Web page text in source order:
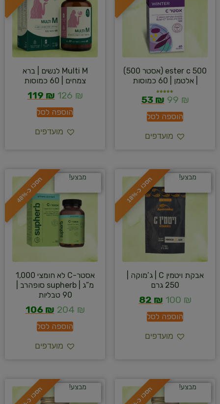
ester c 500 (אסטר 500)
| אלטמן | 60 כמוסות
5.00
מתוך 599 ₪
53 ₪
הוספה לסל
מועדפים
Multi M לנשים | ברא
צמחים | 60 כמוסות
126 ₪
119 ₪
הוספה לסל
מועדפים
ח
ס
כ
ו
כ
-
1
8
% מבצע!
אבקת ויטמין C | ג’מוקה |
250 גרם
100 ₪
82 ₪
הוספה לסל
מועדפים
ח
ס
כ
ו
כ
-
4
8
% מבצע!
אסטר-C לא חומצי 1,000
מ”ג | supherb סופהרב |
90 טבליות
204 ₪
106 ₪
הוספה לסל
מועדפים
ח
% מבצע! ח
% מבצע!